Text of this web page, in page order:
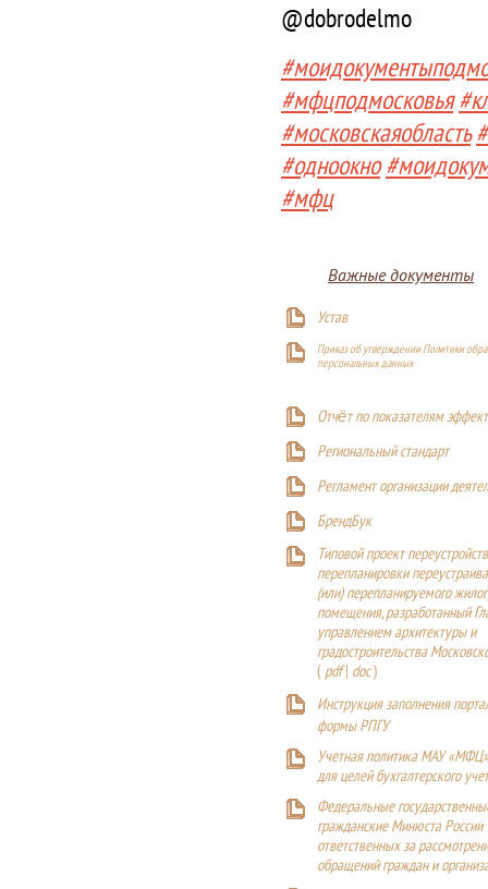
@dobrodelmo
#мфцподмосковья
#московскаяобласть
#одноокно
#мфц
Важные документы
Устав
Приказ об утверждении Политики
персональных данных
Отчёт по показателям
Региональный стандарт
Регламент организации
БрендБук
Типовой проект
перепланировки
(или) перепланируемого
помещения, разработанный
управлением архитектуры и
градостроительства
(pdf| doc)
Инструкция заполнения
формы РПГУ
Учетная политика МАУ
для целей бухгалтерского
Федеральные
гражданские Минюста России
ответственных за
обращений граждан и